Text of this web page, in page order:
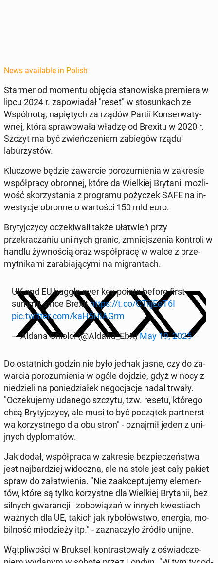
News available in Polish
Starmer od momentu objęcia stanowiska pre­miera w
lipcu 2024 r. za­powiadał "reset" w sto­sunkach ze
Wspól­notą, napię­tych za rządów Partii Kon­ser­waty­
wnej, która spra­wowała władzę od Brexitu w 2020 r.
Szczyt ma być zwieńcze­niem za­biegów rządu
laburzys­tów.
Kluc­zowe będzie za­war­cie porozu­mienia w za­kre­sie
współpra­cy obron­nej, które da Wielkiej Bry­tanii możli­
wość sko­rzys­ta­nia z pro­gra­mu poży­czek SAFE na in­
west­y­c­je obronne o wartoś­ci 150 mld euro.
Bry­tyjczy­cy oczeki­wali także ułatwień przy
przekracza­niu uni­jnych granic, zm­niejszenia kon­troli w
handlu ży­wnoś­cią oraz współpracę w walce z prze­
myt­nika­mi zara­bi­a­ją­cy­mi na mi­grantach.
UK and EU haggle over key points before first
summit since Brexithttps://t.co/CTi­ijEeT6I
pic.twitter.com/kaH5HIAGrm
— Aldana Ghioldi (@Aldana_EbX)May 19, 2025
Do os­tat­nich godzin nie było jednak jasne, czy do za­
war­cia porozu­mienia w ogóle dojdzie, gdyż w nocy z
niedzieli na poniedzi­ałek ne­goc­jac­je nadal trwały.
"Oczeku­je­my udanego szczytu, tzw. resetu, którego
chcą Bry­tyjczy­cy, ale musi to być początek part­nerst­
wa ko­rzyst­nego dla obu stron" - oz­na­jmił jeden z uni­
jnych dy­plo­matów.
Jak dodał, współpra­ca w za­kre­sie bez­pieczeńst­wa
jest na­jbardziej widocz­na, ale na stole jest cały pakiet
spraw do za­łatwienia. "Nie za­ak­cep­tu­je­my el­e­men­
tów, które są tylko ko­rzystne dla Wielkiej Bry­tanii, bez
silnych gwarancji i zobow­iązań w innych kwes­t­i­ach
ważnych dla UE, takich jak ry­bołów­st­wo, energia, mo­
bil­ność młodzieży itp." - za­z­naczyło źródło unijne.
Wąt­pli­woś­ci w Bruk­seli kon­trastowały z oświad­cze­